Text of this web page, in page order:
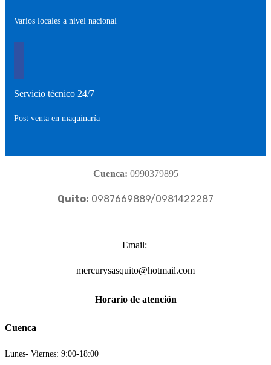
Varios locales a nivel nacional
Servicio técnico 24/7
Post venta en maquinaría
Cuenca: 0990379895
Quito: 0987669889/0981422287
Email:
mercurysasquito@hotmail.com
Horario de atención
Cuenca
Lunes- Viernes: 9:00-18:00